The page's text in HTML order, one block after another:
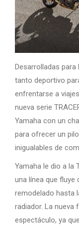
Desarrolladas
tanto deportivo
enfrentarse a
nueva serie
Yamaha con un
para ofrecer un
inigualables de
Yamaha le dio a la
una línea que fluye
remodelado hasta
radiador. La nueva
espectáculo, ya